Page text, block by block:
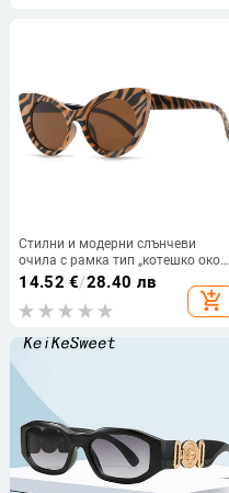
Стилни и модерни слънчеви
очила с рамка тип „котешко око“,
идеални за правене на снимки и
за популяризиране
14.52 €/28.40 лв
add_shopping_cart